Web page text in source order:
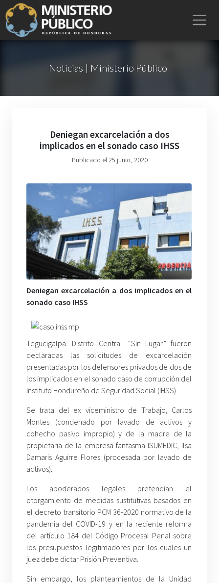
Noticias | Ministerio Público
Deniegan excarcelación a dos
implicados en el sonado caso IHSS
Publicado el 25 junio, 2020
Deniegan excarcelación a dos implicados en el
sonado caso IHSS
Tegucigalpa. Distrito Central. “Sin Lugar” fueron
declaradas las solicitudes de excarcelación
presentadas por los defensores privados de dos de
los implicados en el sonado caso de corrupción del
Instituto Hondureño de Seguridad Social (IHSS).
Se trata del ex viceministro de Trabajo, Carlos
Montes (condenado por lavado de activos y
cohecho pasivo impropio) y de la madre de la
propietaria de la empresa fantasma ISUMEDIC, Ilsa
Damaris Aguirre Flores (procesada por lavado de
activos).
Los apoderados legales pretendían el
otorgamiento de medidas sustitutivas basados en
el decreto transitorio PCM 36-2020 normativo de la
pandemia del COVID-19 y en la reciente reforma
del artículo 184 del Código Procesal Penal sobre
los presupuestos legitimadores por los cuales un
juez debe dictar Prisión Preventiva.
Sin embargo, los planteamientos de la Unidad